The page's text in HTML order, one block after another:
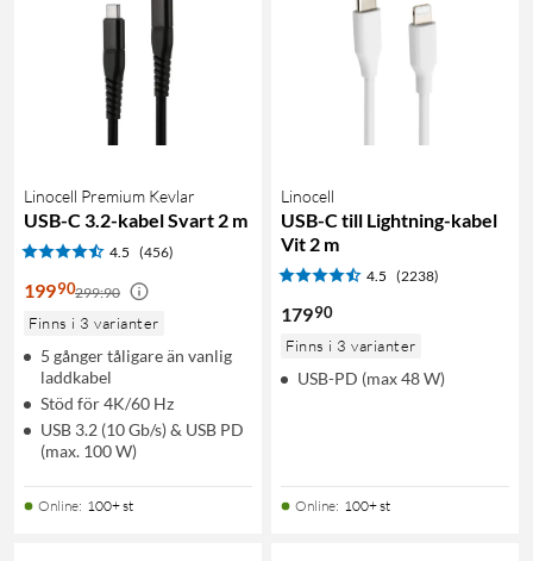
Linocell Premium Kevlar
USB-C 3.2-kabel Svart 2 m
4.5 (456)
19990299:90
Finns i 3 varianter
5 gånger tåligare än vanlig
laddkabel
Stöd för 4K/60 Hz
USB 3.2 (10 Gb/s) & USB PD
(max. 100 W)
Online: 100+ st
Linocell
USB-C till Lightning-kabel
Vit 2 m
4.5 (2238)
17990
Finns i 3 varianter
USB-PD (max 48 W)
Online: 100+ st